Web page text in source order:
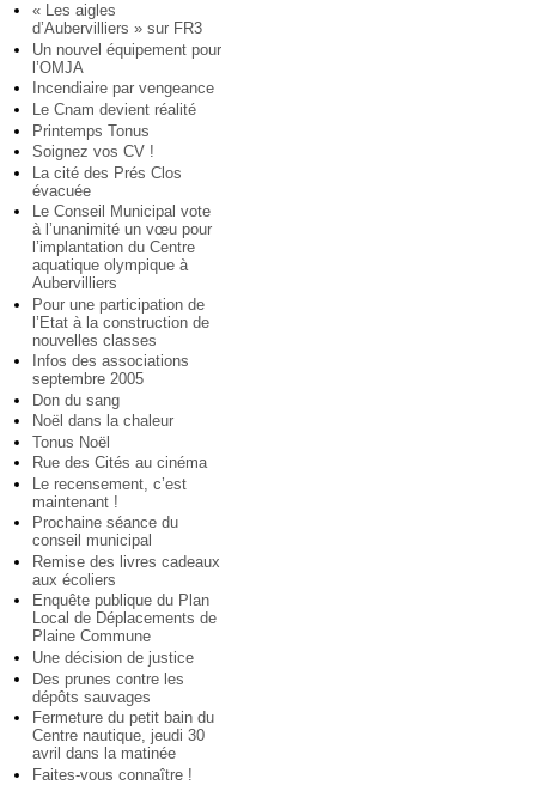
« Les aigles
d’Aubervilliers » sur FR3
Un nouvel équipement pour
l’OMJA
Incendiaire par vengeance
Le Cnam devient réalité
Printemps Tonus
Soignez vos CV !
La cité des Prés Clos
évacuée
Le Conseil Municipal vote
à l’unanimité un vœu pour
l’implantation du Centre
aquatique olympique à
Aubervilliers
Pour une participation de
l’Etat à la construction de
nouvelles classes
Infos des associations
septembre 2005
Don du sang
Noël dans la chaleur
Tonus Noël
Rue des Cités au cinéma
Le recensement, c’est
maintenant !
Prochaine séance du
conseil municipal
Remise des livres cadeaux
aux écoliers
Enquête publique du Plan
Local de Déplacements de
Plaine Commune
Une décision de justice
Des prunes contre les
dépôts sauvages
Fermeture du petit bain du
Centre nautique, jeudi 30
avril dans la matinée
Faites-vous connaître !